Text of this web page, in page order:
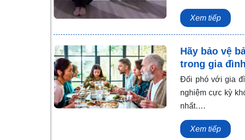
Xem tiếp
Hãy bảo vệ
trong gia
Đối phó với gia
nghiệm cực kỳ
nhất….
Xem tiếp